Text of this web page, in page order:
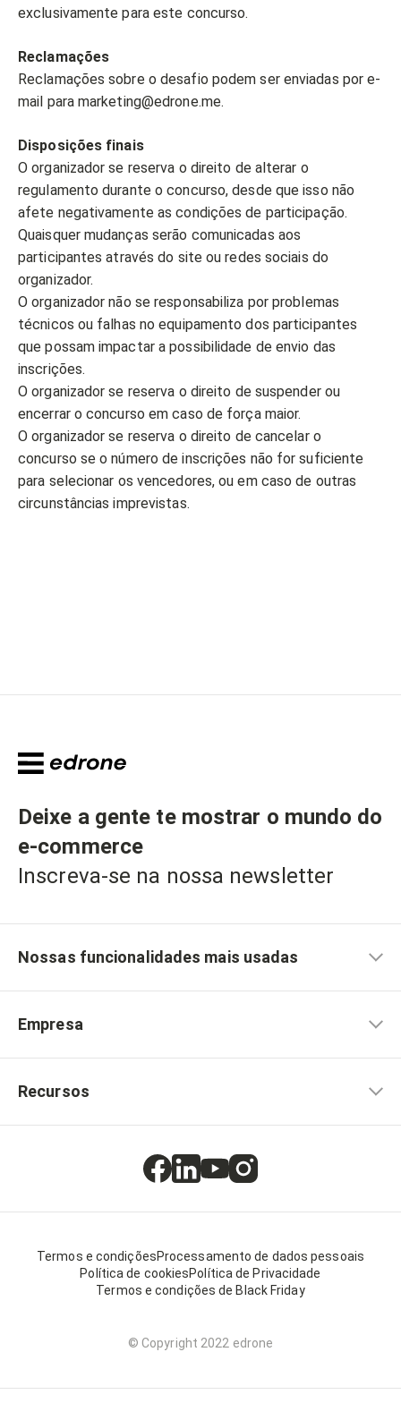
exclusivamente para este concurso.
Reclamações
Reclamações sobre o desafio podem ser enviadas por e-
mail para marketing@edrone.me.
Disposições finais
O organizador se reserva o direito de alterar o
regulamento durante o concurso, desde que isso não
afete negativamente as condições de participação.
Quaisquer mudanças serão comunicadas aos
participantes através do site ou redes sociais do
organizador.
O organizador não se responsabiliza por problemas
técnicos ou falhas no equipamento dos participantes
que possam impactar a possibilidade de envio das
inscrições.
O organizador se reserva o direito de suspender ou
encerrar o concurso em caso de força maior.
O organizador se reserva o direito de cancelar o
concurso se o número de inscrições não for suficiente
para selecionar os vencedores, ou em caso de outras
circunstâncias imprevistas.
Deixe a gente te mostrar o mundo do
e-commerce
Inscreva-se na nossa newsletter
Nossas funcionalidades mais usadas
Empresa
Recursos
Termos e condiçõesProcessamento de dados pessoais
Política de cookiesPolítica de Privacidade
Termos e condições de Black Friday
© Copyright 2022 edrone